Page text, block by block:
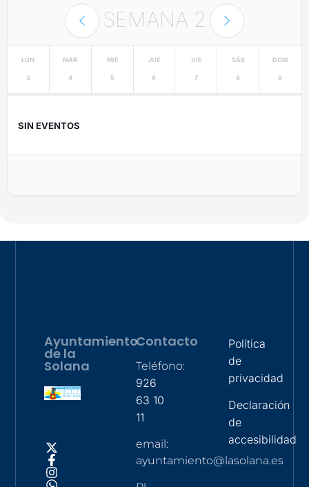
SEMANA 2
LUN
3
MAR
4
MIÉ
5
JUE
6
VIE
7
SÁB
8
DOM
9
SIN EVENTOS
Ayuntamiento
de la
Solana
Contacto
Teléfono:
926
63 10
11
email:
ayuntamiento@lasolana.es
Política
de
privacidad
Declaración
de
accesibilidad